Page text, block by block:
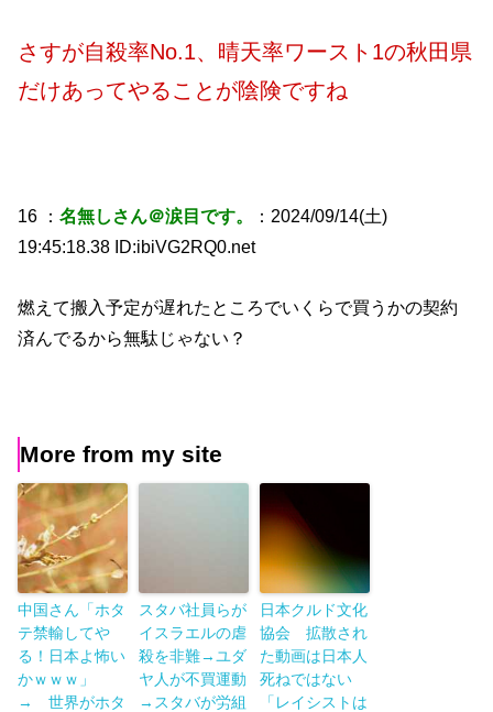
さすが自殺率No.1、晴天率ワースト1の秋田県
だけあってやることが陰険ですね
16 ：名無しさん＠涙目です。
：2024/09/14(土)
19:45:18.38 ID:ibiVG2RQ0.net
燃えて搬入予定が遅れたところでいくらで買うかの契約
済んでるから無駄じゃない？
More from my site
中国さん「ホタ
テ禁輸してや
る！日本よ怖い
かｗｗｗ」
→ 世界がホタ
スタバ社員らが
イスラエルの虐
殺を非難→ユダ
ヤ人が不買運動
→スタバが労組
日本クルド文化
協会 拡散され
た動画は日本人
死ねではない
「レイシストは